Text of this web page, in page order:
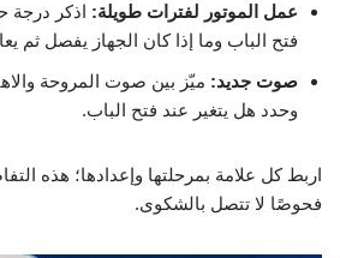
عمل الموتور لفترات طويلة: اذكر درجة
فتح الباب وما إذا كان الجهاز يفصل ثم
صوت جديد: ميّز بين صوت المروحة
وحدد هل يتغير عند فتح الباب.
اربط كل علامة بمرحلتها وإعدادها؛ هذه
فحوصًا لا تتصل بالشكوى.